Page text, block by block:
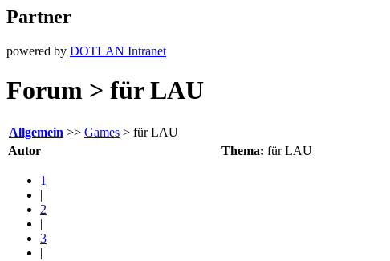
Partner
powered by DOTLAN Intranet
Forum > für LAU
Allgemein >> Games > für LAU
Autor
Thema: für LAU
1
|
2
|
3
|